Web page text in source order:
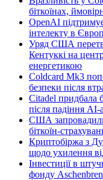
біткоїнах,
OpenAI
інтелекту в
Уряд США
Кентуккі на
енергетикою
Coldcard Mk3
безпеки після
Citadel придбала
після падіння AI-
США запровадили
біткоїн-
Криптобіржа з
щодо ухилення
Інвестиції в
фонду